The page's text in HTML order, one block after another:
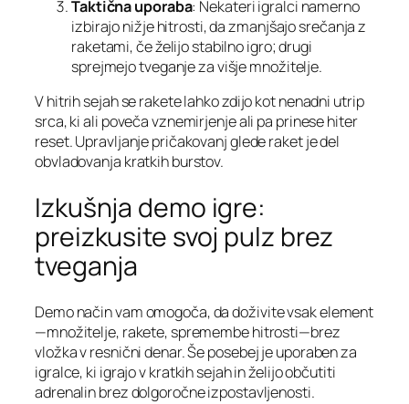
Taktična uporaba: Nekateri igralci namerno
izbirajo nižje hitrosti, da zmanjšajo srečanja z
raketami, če želijo stabilno igro; drugi
sprejmejo tveganje za višje množitelje.
V hitrih sejah se rakete lahko zdijo kot nenadni utrip
srca, ki ali poveča vznemirjenje ali pa prinese hiter
reset. Upravljanje pričakovanj glede raket je del
obvladovanja kratkih burstov.
Izkušnja demo igre:
preizkusite svoj pulz brez
tveganja
Demo način vam omogoča, da doživite vsak element
—množitelje, rakete, spremembe hitrosti—brez
vložka v resnični denar. Še posebej je uporaben za
igralce, ki igrajo v kratkih sejah in želijo občutiti
adrenalin brez dolgoročne izpostavljenosti.